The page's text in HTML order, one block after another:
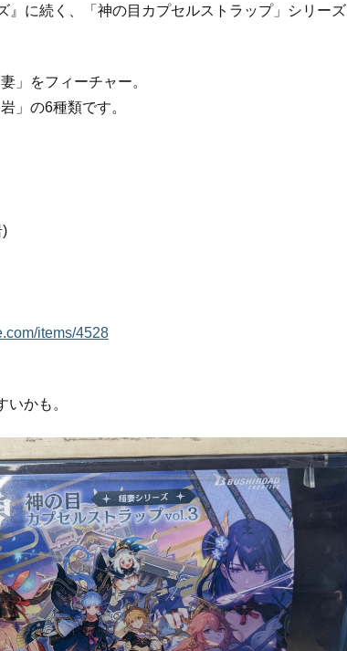
』に続く、「神の目カプセルストラップ」シリーズ
」をフィーチャー。
」の6種類です。
)
items/4528
かも。